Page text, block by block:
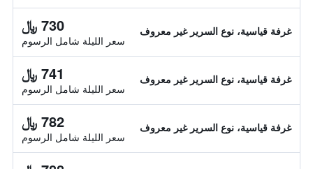
غرفة قياسية، نوع السرير غير معروف 730 ﷼
سعر الليلة شامل الرسوم
غرفة قياسية، نوع السرير غير معروف 741 ﷼
سعر الليلة شامل الرسوم
غرفة قياسية، نوع السرير غير معروف 782 ﷼
سعر الليلة شامل الرسوم